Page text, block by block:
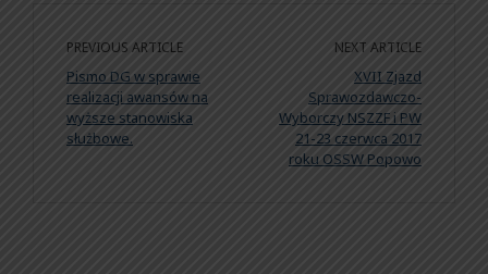
PREVIOUS ARTICLE
Pismo DG w sprawie
realizacji awansów na
wyższe stanowiska
służbowe.
NEXT ARTICLE
XVII Zjazd
Sprawozdawczo-
Wyborczy NSZZF i PW
21-23 czerwca 2017
roku OSSW Popowo